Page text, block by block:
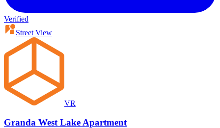
Verified
Street View
VR
Granda West Lake Apartment